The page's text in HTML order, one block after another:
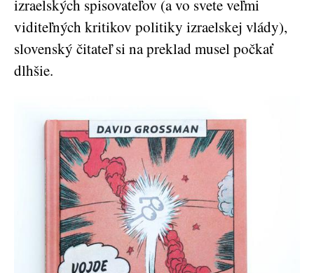
izraelských spisovateľov (a vo svete veľmi
viditeľných kritikov politiky izraelskej vlády),
slovenský čitateľ si na preklad musel počkať
dlhšie.